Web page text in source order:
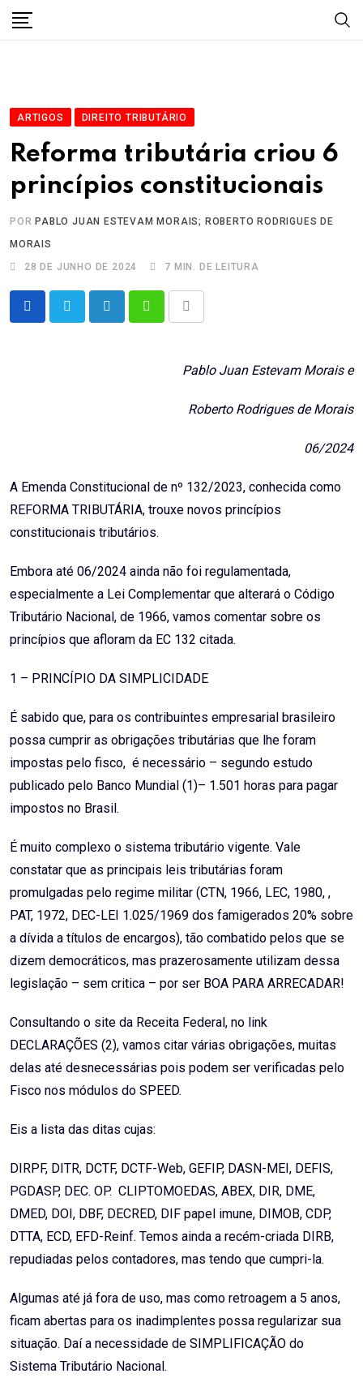
Skip
ARTIGOS DIREITO TRIBUTÁRIO
Reforma tributária criou 6
princípios constitucionais
POR PABLO JUAN ESTEVAM MORAIS; ROBERTO RODRIGUES DE
MORAIS
28 DE JUNHO DE 2024
7 MIN. DE LEITURA
Email
Pablo Juan Estevam Morais e
Roberto Rodrigues de Morais
06/2024
A Emenda Constitucional de nº 132/2023, conhecida como
REFORMA TRIBUTÁRIA, trouxe novos princípios
constitucionais tributários.
Embora até 06/2024 ainda não foi regulamentada,
especialmente a Lei Complementar que alterará o Código
Tributário Nacional, de 1966, vamos comentar sobre os
princípios que afloram da EC 132 citada.
1 – PRINCÍPIO DA SIMPLICIDADE
É sabido que, para os contribuintes empresarial brasileiro
possa cumprir as obrigações tributárias que lhe foram
impostas pelo fisco, é necessário – segundo estudo
publicado pelo Banco Mundial (1)– 1.501 horas para pagar
impostos no Brasil.
É muito complexo o sistema tributário vigente. Vale
constatar que as principais leis tributárias foram
promulgadas pelo regime militar (CTN, 1966, LEC, 1980, ,
PAT, 1972, DEC-LEI 1.025/1969 dos famigerados 20% sobre
a dívida a títulos de encargos), tão combatido pelos que se
dizem democráticos, mas prazerosamente utilizam dessa
legislação – sem critica – por ser BOA PARA ARRECADAR!
Consultando o site da Receita Federal, no link
DECLARAÇÕES (2), vamos citar várias obrigações, muitas
delas até desnecessárias pois podem ser verificadas pelo
Fisco nos módulos do SPEED.
Eis a lista das ditas cujas:
DIRPF, DITR, DCTF, DCTF-Web, GEFIP, DASN-MEI, DEFIS,
PGDASP, DEC. OP. CLIPTOMOEDAS, ABEX, DIR, DME,
DMED, DOI, DBF, DECRED, DIF papel imune, DIMOB, CDP,
DTTA, ECD, EFD-Reinf. Temos ainda a recém-criada DIRB,
repudiadas pelos contadores, mas tendo que cumpri-la.
Algumas até já fora de uso, mas como retroagem a 5 anos,
ficam abertas para os inadimplentes possa regularizar sua
situação. Daí a necessidade de SIMPLIFICAÇÃO do
Sistema Tributário Nacional.